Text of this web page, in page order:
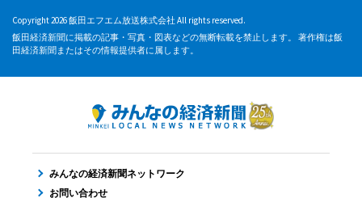
Copyright 2026 飯田エフエム放送株式会社 All rights reserved.
飯田経済新聞に掲載の記事・写真・図表などの無断転載を禁止します。 著作権は飯
田経済新聞またはその情報提供者に属します。
みんなの経済新聞ネットワーク
お問い合わせ